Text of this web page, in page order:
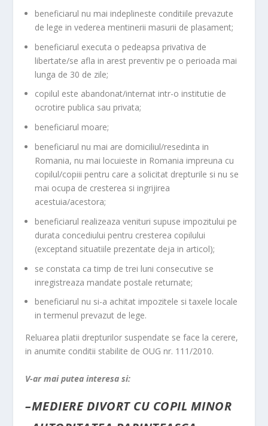
beneficiarul nu mai indeplineste conditiile prevazute
de lege in vederea mentinerii masurii de plasament;
beneficiarul executa o pedeapsa privativa de
libertate/se afla in arest preventiv pe o perioada mai
lunga de 30 de zile;
copilul este abandonat/internat intr-o institutie de
ocrotire publica sau privata;
beneficiarul moare;
beneficiarul nu mai are domiciliul/resedinta in
Romania, nu mai locuieste in Romania impreuna cu
copilul/copiii pentru care a solicitat drepturile si nu se
mai ocupa de cresterea si ingrijirea
acestuia/acestora;
beneficiarul realizeaza venituri supuse impozitului pe
durata concediului pentru cresterea copilului
(exceptand situatiile prezentate deja in articol);
se constata ca timp de trei luni consecutive se
inregistreaza mandate postale returnate;
beneficiarul nu si-a achitat impozitele si taxele locale
in termenul prevazut de lege.
Reluarea platii drepturilor suspendate se face la cerere,
in anumite conditii stabilite de OUG nr. 111/2010.
V-ar mai putea interesa si:
–MEDIERE DIVORT CU COPIL MINOR